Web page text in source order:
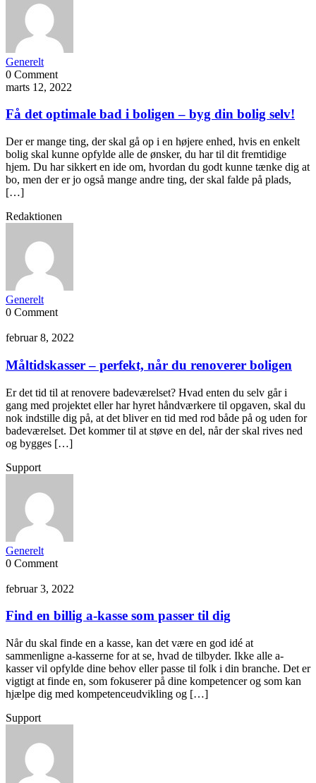
Generelt
0 Comment
marts 12, 2022
Få det optimale bad i boligen – byg din bolig selv!
Der er mange ting, der skal gå op i en højere enhed, hvis en enkelt
bolig skal kunne opfylde alle de ønsker, du har til dit fremtidige
hjem. Du har sikkert en ide om, hvordan du godt kunne tænke dig at
bo, men der er jo også mange andre ting, der skal falde på plads,
[…]
Redaktionen
Generelt
0 Comment
februar 8, 2022
Måltidskasser – perfekt, når du renoverer boligen
Er det tid til at renovere badeværelset? Hvad enten du selv går i
gang med projektet eller har hyret håndværkere til opgaven, skal du
nok indstille dig på, at det bliver en tid med rod både på og uden for
badeværelset. Det kommer til at støve en del, når der skal rives ned
og bygges […]
Support
Generelt
0 Comment
februar 3, 2022
Find en billig a-kasse som passer til dig
Når du skal finde en a kasse, kan det være en god idé at
sammenligne a-kasserne for at se, hvad de tilbyder. Ikke alle a-
kasser vil opfylde dine behov eller passe til folk i din branche. Det er
vigtigt at finde en, som fokuserer på dine kompetencer og som kan
hjælpe dig med kompetenceudvikling og […]
Support